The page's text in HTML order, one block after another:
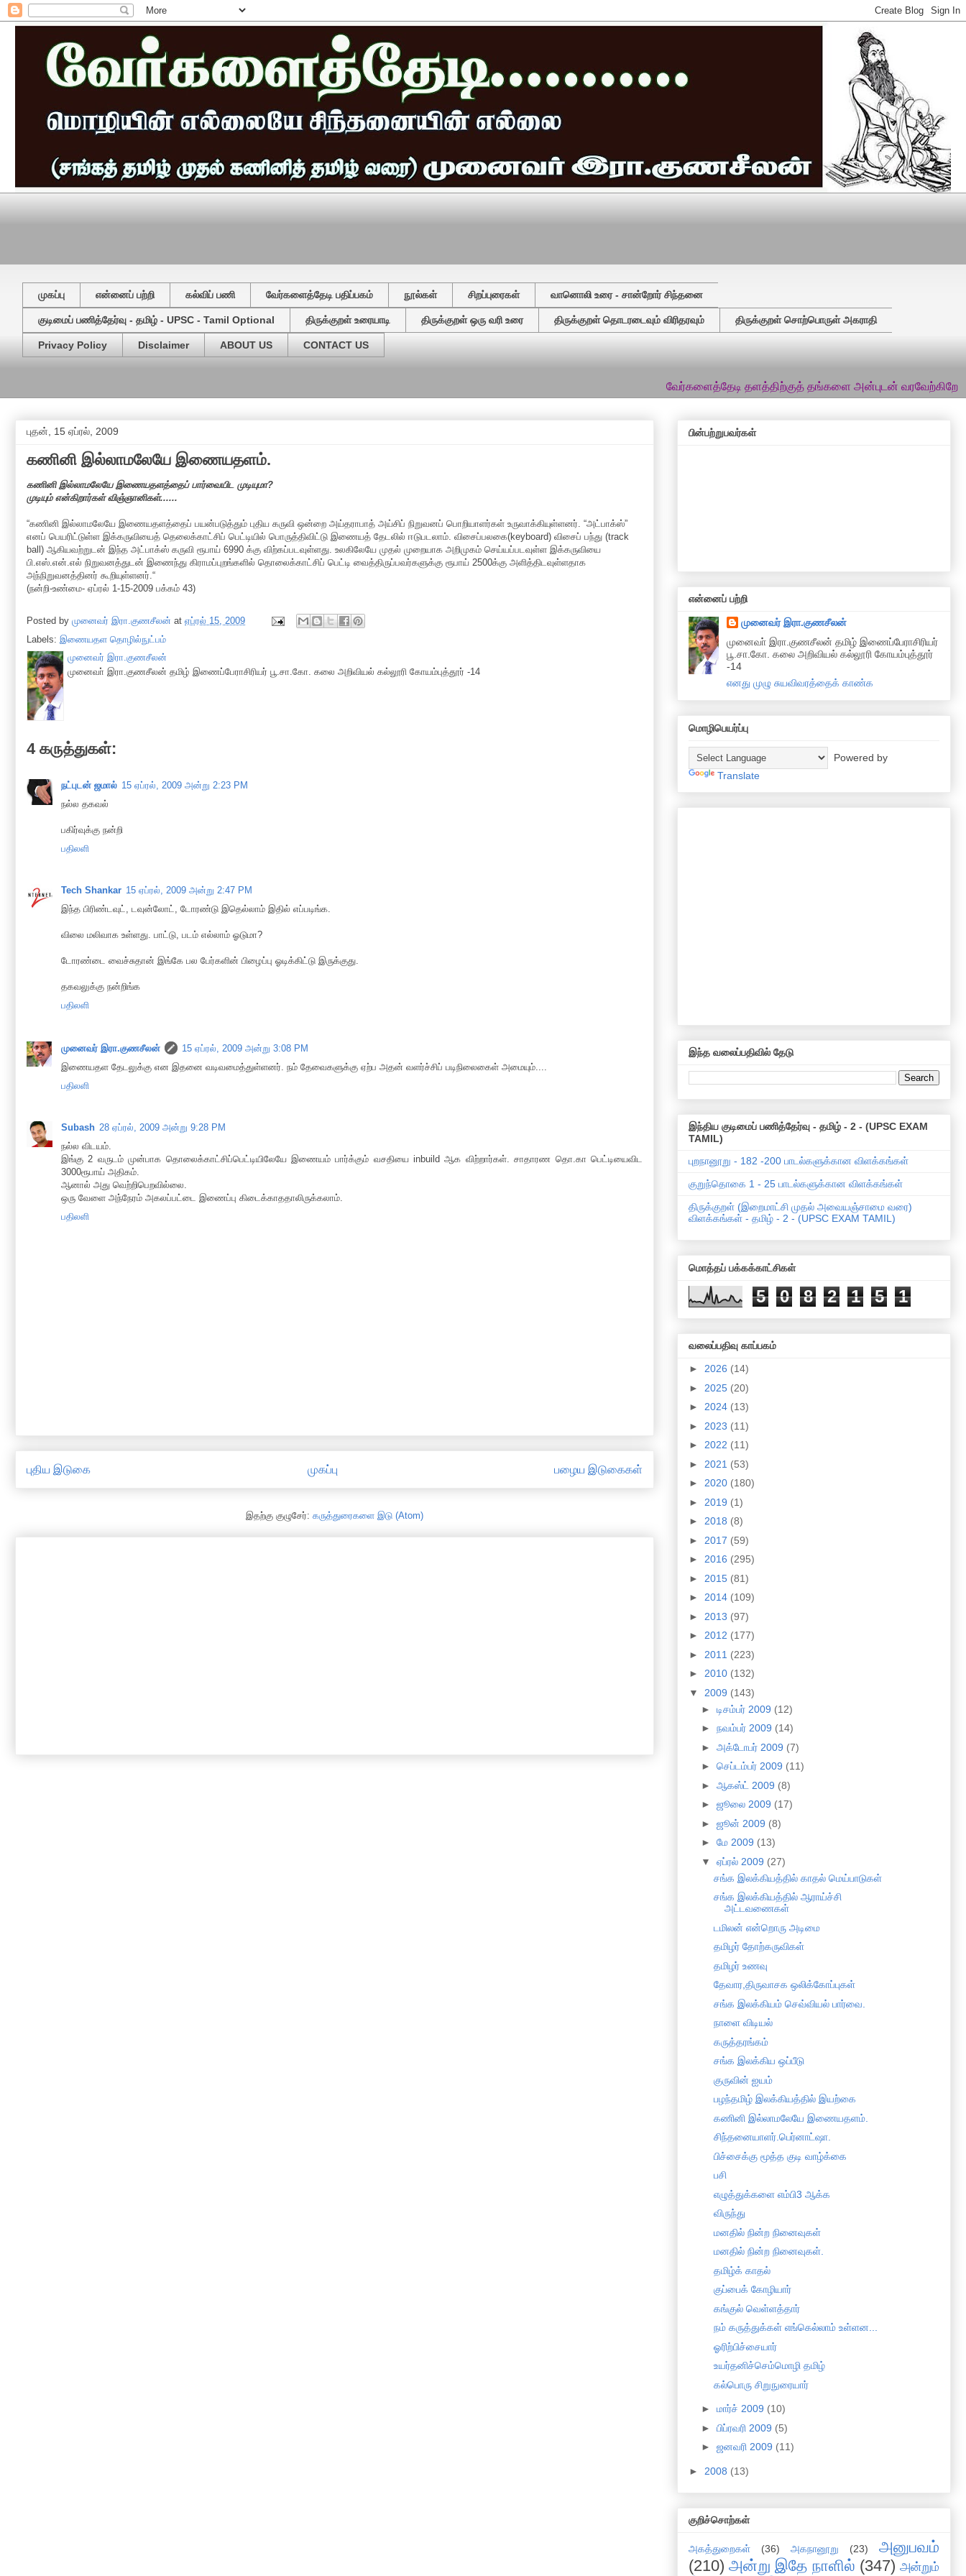
முகப்பு என்னைப் பற்றி கல்விப் பணி வேர்களைத்தேடி பதிப்பகம் நூல்கள் சிறப்புரைகள் வானொலி உரை - சான்றோர் சிந்தனை
குடிமைப் பணித்தேர்வு - தமிழ் - UPSC - Tamil Optional திருக்குறள் உரையாடி திருக்குறள் ஒரு வரி உரை திருக்குறள் தொடரடைவும் விரிதரவும் திருக்குறள் சொற்பொருள் அகராதி
Privacy Policy Disclaimer ABOUT US CONTACT US
வேர்களைத்தேடி தளத்திற்குத் தங்களை அன்புடன் வரவேற்கிறேன்...
புதன், 15 ஏப்ரல், 2009
கணினி இல்லாமலேயே இணையதளம்.
கணினி இல்லாமலேயே இணையதளத்தைப் பார்வையிட முடியுமா?
முடியும் என்கிறார்கள் விஞ்ஞானிகள்......
“கணினி இல்லாமலேயே இணையதளத்தைப் பயன்படுத்தும் புதிய கருவி ஒன்றை அய்தராபாத் அய்சிப் நிறுவனப் பொறியாளர்கள் உருவாக்கியுள்ளனர். “அட்பாக்ஸ்”
எனப் பெயரிட்டுள்ள இக்கருவியைத் தெலைக்காட்சிப் பெட்டியில் பொருத்திவிட்டு இணையத் தேடலில் ஈடுபடலாம். விசைப்பலகை(keyboard) விசைப் பந்து (track
ball) ஆகியவற்றுடன் இந்த அட்பாக்ஸ் கருவி ரூபாய் 6990 க்கு விற்கப்படவுள்ளது. உலகிலேயே முதல் முறையாக அறிமுகம் செய்யப்படவுள்ள இக்கருவியை
பி.எஸ்.என்.எல் நிறுவனத்துடன் இணைந்து கிராமப்புறங்களில் தொலைக்காட்சிப் பெட்டி வைத்திருப்பவர்களுக்கு ரூபாய் 2500க்கு அளித்திடவுள்ளதாக
அந்நிறுவனத்தினர் கூறியுள்ளனர்.“
(நன்றி-உண்மை- ஏப்ரல் 1-15-2009 பக்கம் 43)
Posted by முனைவர் இரா.குணசீலன் at ஏப்ரல் 15, 2009
Labels: இணையதள தொழில்நுட்பம்
முனைவர் இரா.குணசீலன்
முனைவா் இரா.குணசீலன் தமிழ் இணைப்பேராசிரியர் பூ.சா.கோ. கலை அறிவியல் கல்லூரி கோயம்புத்தூர் -14
4 கருத்துகள்:
நட்புடன் ஜமால் 15 ஏப்ரல், 2009 அன்று 2:23 PM
நல்ல தகவல்
பகிர்வுக்கு நன்றி
பதிலளி
Tech Shankar 15 ஏப்ரல், 2009 அன்று 2:47 PM
இந்த பிரிண்டவுட், டவுன்லோட், டோரண்டு இதெல்லாம் இதில் எப்படிங்க.
விலை மலிவாக உள்ளது. பாட்டு, படம் எல்லாம் ஓடுமா?
டோரண்டை வைச்சுதான் இங்கே பல பேர்களின் பிழைப்பு ஓடிக்கிட்டு இருக்குது.
தகவலுக்கு நன்றிங்க
பதிலளி
முனைவர் இரா.குணசீலன்
15 ஏப்ரல், 2009 அன்று 3:08 PM
இணையதள தேடலுக்கு என இதனை வடிவமைத்துள்ளனர். நம் தேவைகளுக்கு ஏற்ப அதன் வளர்ச்சிப் படிநிலைகைள் அமையும்....
பதிலளி
Subash 28 ஏப்ரல், 2009 அன்று 9:28 PM
நல்ல விடயம்.
இங்கு 2 வருடம் முன்பாக தொலைக்காட்சிப்பெட்டியிலேயே இணையம் பார்க்கும் வசதியை inbuild ஆக விற்றார்கள். சாதாரண தொ.கா பெட்டியைவிட
3000ரூபாய் அதிகம்.
ஆனால் அது வெற்றிபெறவில்லை.
ஒரு வேளை அந்நேரம் அகலப்பட்டை இணைப்பு கிடைக்காததாலிருக்கலாம்.
பதிலளி
புதிய இடுகை பழைய இடுகைகள்
முகப்பு
இதற்கு குழுசேர்: கருத்துரைகளை இடு (Atom)
பின்பற்றுபவர்கள்
என்னைப் பற்றி
முனைவர் இரா.குணசீலன்
முனைவா் இரா.குணசீலன் தமிழ் இணைப்பேராசிரியர்
பூ.சா.கோ. கலை அறிவியல் கல்லூரி கோயம்புத்தூர்
-14
எனது முழு சுயவிவரத்தைக் காண்க
மொழிபெயர்ப்பு
Powered by
Translate
இந்த வலைப்பதிவில் தேடு
இந்திய குடிமைப் பணித்தேர்வு - தமிழ் - 2 - (UPSC EXAM
TAMIL)
புறநானூறு - 182 -200 பாடல்களுக்கான விளக்கங்கள்
குறுந்தொகை 1 - 25 பாடல்களுக்கான விளக்கங்கள்
திருக்குறள் (இறைமாட்சி முதல் அவையஞ்சாமை வரை)
விளக்கங்கள் - தமிழ் - 2 - (UPSC EXAM TAMIL)
மொத்தப் பக்கக்காட்சிகள்
5 0 8 2 1 5 1
வலைப்பதிவு காப்பகம்
► 2026 (14)
► 2025 (20)
► 2024 (13)
► 2023 (11)
► 2022 (11)
► 2021 (53)
► 2020 (180)
► 2019 (1)
► 2018 (8)
► 2017 (59)
► 2016 (295)
► 2015 (81)
► 2014 (109)
► 2013 (97)
► 2012 (177)
► 2011 (223)
► 2010 (132)
▼ 2009 (143)
► டிசம்பர் 2009 (12)
► நவம்பர் 2009 (14)
► அக்டோபர் 2009 (7)
► செப்டம்பர் 2009 (11)
► ஆகஸ்ட் 2009 (8)
► ஜூலை 2009 (17)
► ஜூன் 2009 (8)
► மே 2009 (13)
▼ ஏப்ரல் 2009 (27)
சங்க இலக்கியத்தில் காதல் மெய்பாடுகள்
சங்க இலக்கியத்தில் ஆராய்ச்சி
அட்டவணைகள்
டமிலன் என்றொரு அடிமை
தமிழர் தோற்கருவிகள்
தமிழர் உணவு
தேவார,திருவாசக ஒலிக்கோப்புகள்
சங்க இலக்கியம் செவ்வியல் பார்வை.
நாளை விடியல்
கருத்தரங்கம்
சங்க இலக்கிய ஒப்பீடு
குருவின் ஐயம்
பழந்தமிழ் இலக்கியத்தில் இயற்கை
கணினி இல்லாமலேயே இணையதளம்.
சிந்தனையாளர்.பெர்னாட்ஷா.
பிச்சைக்கு மூத்த குடி வாழ்க்கை
பசி
எழுத்துக்களை எம்பி3 ஆக்க
விருந்து
மனதில் நின்ற நினைவுகள்
மனதில் நின்ற நினைவுகள்.
தமிழ்க் காதல்
குப்பைக் கோழியார்
கங்குல் வெள்ளத்தார்
நம் கருத்துக்கள் எங்கெல்லாம் உள்ளன...
ஓரிற்பிச்சையார்
உயர்தனிச்செம்மொழி தமிழ்
கல்பொரு சிறுநுரையார்
► மார்ச் 2009 (10)
► பிப்ரவரி 2009 (5)
► ஜனவரி 2009 (11)
► 2008 (13)
குறிச்சொற்கள்
அகத்துறைகள் (36) அகநானூறு (23)
அனுபவம்
(210) அன்று இதே நாளில் (347) அன்றும்